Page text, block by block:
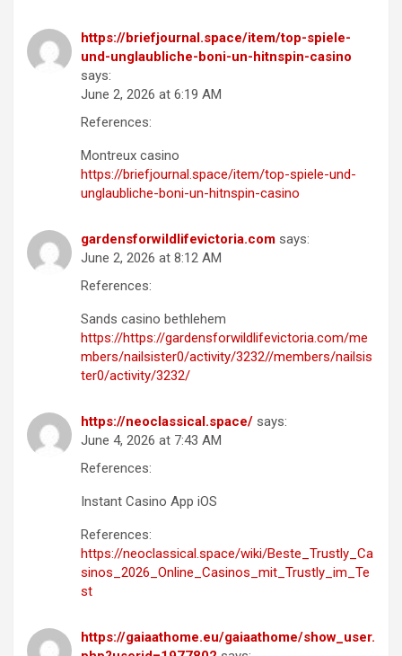
https://briefjournal.space/item/top-spiele-
und-unglaubliche-boni-un-hitnspin-casino
says:
June 2, 2026 at 6:19 AM
References:
Montreux casino
https://briefjournal.space/item/top-spiele-und-
unglaubliche-boni-un-hitnspin-casino
gardensforwildlifevictoria.com says:
June 2, 2026 at 8:12 AM
References:
Sands casino bethlehem
https://https://gardensforwildlifevictoria.com/me
mbers/nailsister0/activity/3232//members/nailsis
ter0/activity/3232/
https://neoclassical.space/ says:
June 4, 2026 at 7:43 AM
References:
Instant Casino App iOS
References:
https://neoclassical.space/wiki/Beste_Trustly_Ca
sinos_2026_Online_Casinos_mit_Trustly_im_Te
st
https://gaiaathome.eu/gaiaathome/show_user.